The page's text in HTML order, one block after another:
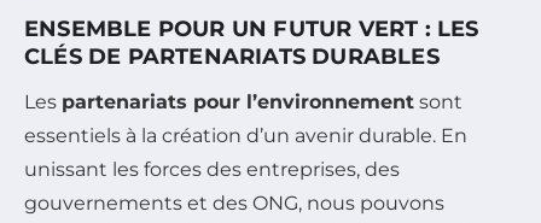
ENSEMBLE POUR UN FUTUR VERT : LES
CLÉS DE PARTENARIATS DURABLES
Les partenariats pour l’environnement sont
essentiels à la création d’un avenir durable. En
unissant les forces des entreprises, des
gouvernements et des ONG, nous pouvons